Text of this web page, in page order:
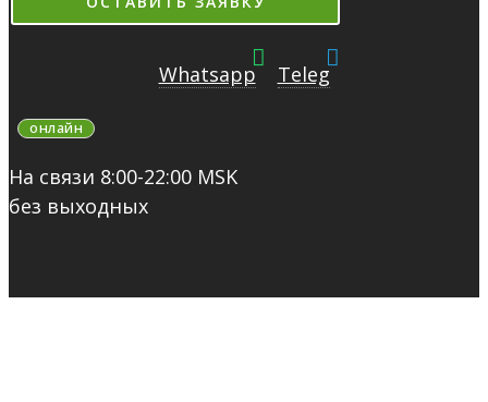
Whatsapp Teleg
онлайн
На связи 8:00-22:00 MSK
без выходных